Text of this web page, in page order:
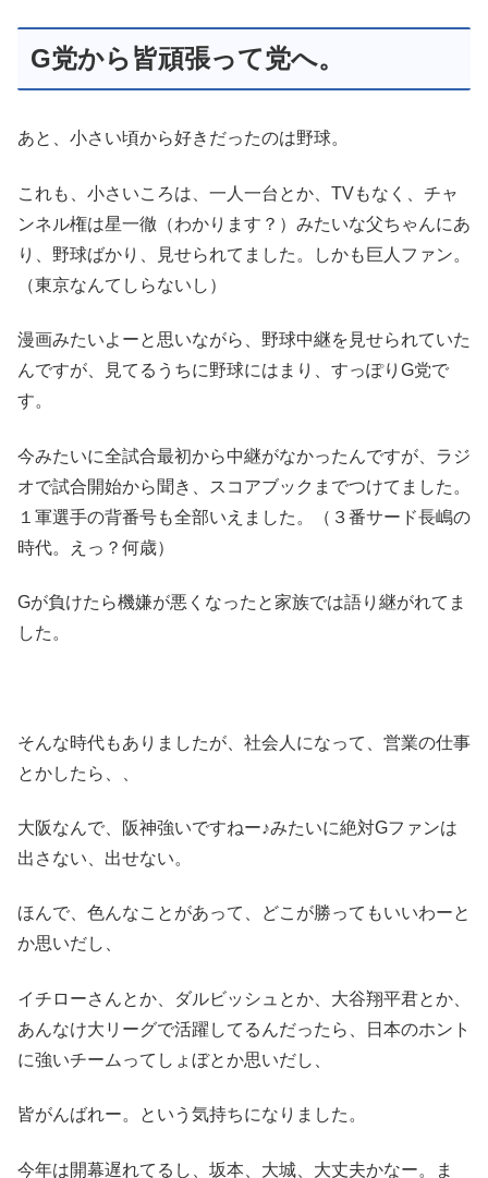
G党から皆頑張って党へ。
あと、小さい頃から好きだったのは野球。
これも、小さいころは、一人一台とか、TVもなく、チャ
ンネル権は星一徹（わかります？）みたいな父ちゃんにあ
り、野球ばかり、見せられてました。しかも巨人ファン。
（東京なんてしらないし）
漫画みたいよーと思いながら、野球中継を見せられていた
んですが、見てるうちに野球にはまり、すっぽりG党で
す。
今みたいに全試合最初から中継がなかったんですが、ラジ
オで試合開始から聞き、スコアブックまでつけてました。
１軍選手の背番号も全部いえました。（３番サード長嶋の
時代。えっ？何歳）
Gが負けたら機嫌が悪くなったと家族では語り継がれてま
した。
そんな時代もありましたが、社会人になって、営業の仕事
とかしたら、、
大阪なんで、阪神強いですねー♪みたいに絶対Gファンは
出さない、出せない。
ほんで、色んなことがあって、どこが勝ってもいいわーと
か思いだし、
イチローさんとか、ダルビッシュとか、大谷翔平君とか、
あんなけ大リーグで活躍してるんだったら、日本のホント
に強いチームってしょぼとか思いだし、
皆がんばれー。という気持ちになりました。
今年は開幕遅れてるし、坂本、大城、大丈夫かなー。ま